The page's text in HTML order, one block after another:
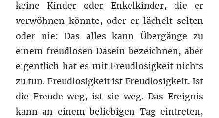
keine Kinder oder Enkelkinder, die er
verwöhnen könnte, oder er lächelt selten
oder nie: Das alles kann Übergänge zu
einem freudlosen Dasein bezeichnen, aber
eigentlich hat es mit Freudlosigkeit nichts
zu tun. Freudlosigkeit ist Freudlosigkeit. Ist
die Freude weg, ist sie weg. Das Ereignis
kann an einem beliebigen Tag eintreten,